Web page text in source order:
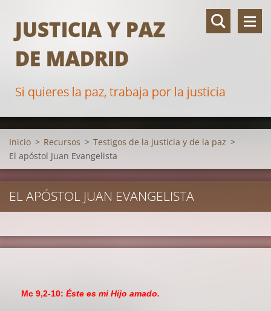
JUSTICIA Y PAZ
DE MADRID
Si quieres la paz, trabaja por la justicia
Inicio > Recursos > Testigos de la justicia y de la paz >
El apóstol Juan Evangelista
EL APÓSTOL JUAN EVANGELISTA
Mc 9,2-10: Éste es mi Hijo amado.